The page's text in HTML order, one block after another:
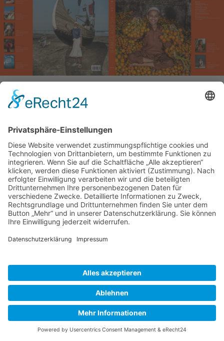
Bangladesh
zweisprachig (dt./engl.)
Kennen Sie Bangladesh? Haben Sie von diesem Land gehört?
Ich empfehle Ihnen eine Reise „ins Chaos“, aber in ein sehr
liebenswertes. Die Megastadt Dhaka mit seinen ca. 17 Mio.
Einwohnern sprengt die eigene Vorstellungskraft und die
vielen Problemfelder wie Ship Breakers, Säureopfer, Sex
Workers und Müllkippen machen es den ganz wenigen Touristen
dort nicht leicht. Einen Ausflug ans Meer empfehle ich, um
dieses unglaublich spannende Land in der frischen Luft zu
SBN: 978-3-7319-0588-2 | ca. 49,95- €